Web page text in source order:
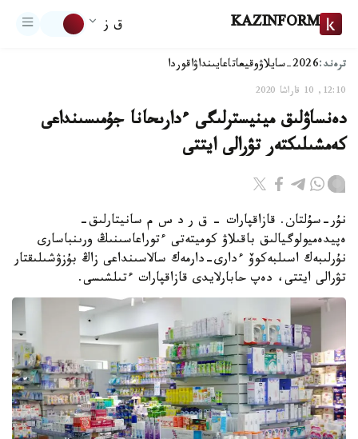
KAZINFORM ق ز
ترەند:2026-سايلاۋ وقيعاتاعايىنداۋاقوردا
12:10, 10 قاراشا 2020
دەنساۋلىق مينيسترلىگى ءدارىحانا جۇمىسىنداعى
كەمشىلىكتەر تۋرالى ايتتى
نۇر-سۇلتان. قازاقپارات - ق ر د س م سانيتارلىق-
ەپيدەميولوگيالىق باقىلاۋ كوميتەتى ءتوراعاسىنىڭ ورىنباسارى
نۇرلىبەك اسىلبەكوۆ ءدارى-دارمەك سالاسىنداعى زاڭ بۇزۋشىلىقتار
تۋرالى ايتتى، دەپ حابارلايدى قازاقپارات ءتىلشىسى.